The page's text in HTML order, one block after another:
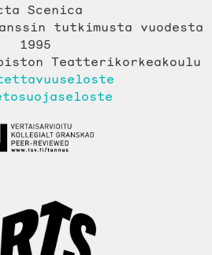
Scenica
tutkimusta vuodesta
1995
Teatterikorkeakoulu